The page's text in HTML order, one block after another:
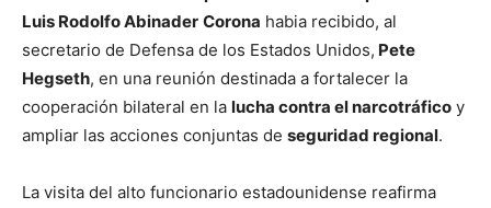
Luis Rodolfo Abinader Corona habia recibido, al
secretario de Defensa de los Estados Unidos, Pete
Hegseth, en una reunión destinada a fortalecer la
cooperación bilateral en la lucha contra el narcotráfico y
ampliar las acciones conjuntas de seguridad regional.
La visita del alto funcionario estadounidense reafirma